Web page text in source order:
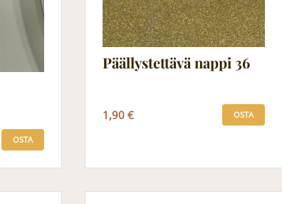
OSTA
Päällystettävä nappi 36
1,90 € OSTA